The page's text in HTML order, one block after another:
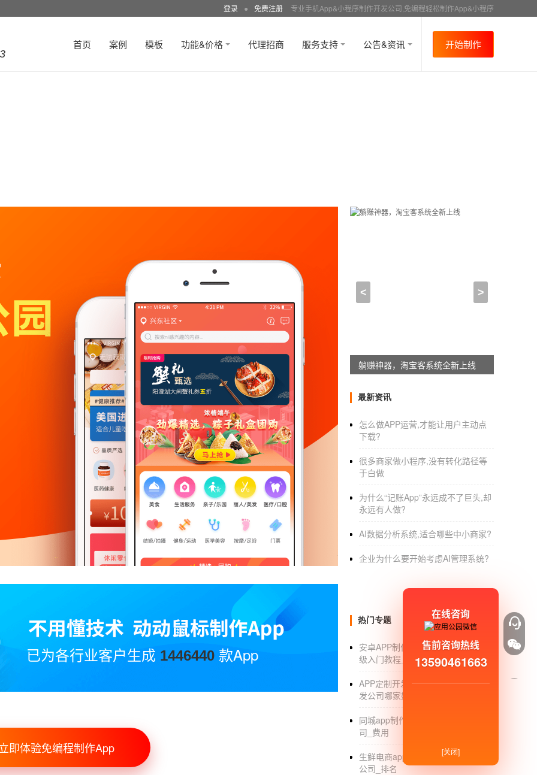
登录 ● 免费注册 专业手机App&小程序制作开发公司,免编程轻松制作App&小程序
首页 案例 模板 功能&价格 代理招商 服务支持 公告&资讯 开始制作
2022-11-11 22:30:00
在快跑者家 开发小程序做外卖系统平
1.可以先免费试用系统，再购买。你不会用
2.消费者再也不用下载卸载APP了，直接点击
3.消费者输入小程序外卖系统后，让用户点
4.外卖配送运营商可以实时掌握业务情况，
体验，加强消费者的粘合力，进而提高复购率
5.小程序外卖系统附近有流量入口小程序。
在对于一些名为外卖的朋友，如果不需要下
营销系统来实现，也可以在微信人的这个平
2.怎么做外卖小程序。这个商家大部分还是
3.接下来就是怎么做了外卖小程序。开微外
理只需要添加我们所有的外卖菜单，外卖管
4.微外卖编辑后，如果最后预览效果后有我
外卖小程序开发 」外卖 小程序开发
已为各行业客户生成 1446440 款App
即体验免编程制作App
< >
躺赚神器，淘宝客系统全新上线
最新资讯
怎么做APP运营,才能让用户主动点
下载?
很多商家做小程序,没有转化路径等
于白做
为什么“记账App”永远成不了巨头,却
永远有人做?
AI数据分析系统,适合哪些中小商家?
企业为什么要开始考虑AI管理系统?
热门专题
安卓APP制作软件_安卓APP制作初
级入门教程_软件开发_安卓系统
APP定制开发公司_专业APP定制开
发公司哪家好_流程_价格
同城app制作_同城APP开发制作_公
司_费用
生鲜电商app开发_生鲜电商app开发
公司_排名
在线咨询
售前咨询热线
13590461663
[关闭]